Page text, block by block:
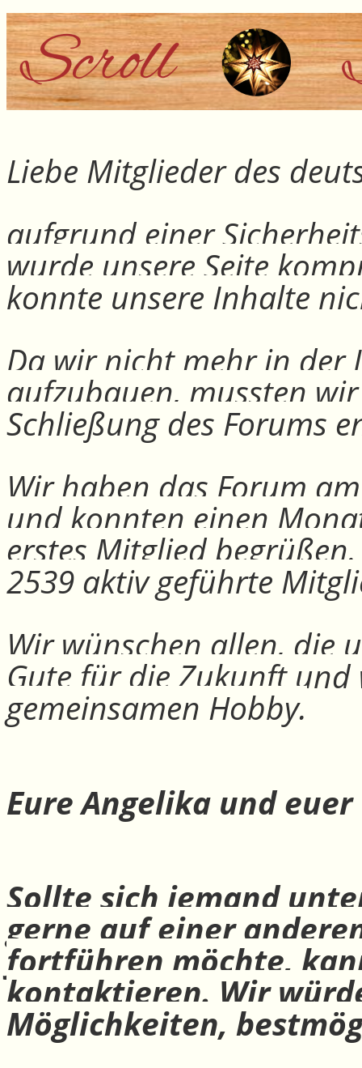
Liebe Mitglieder des
aufgrund einer
wurde unsere Seite
konnte unsere Inhalte
Da wir nicht mehr in der
aufzubauen, mussten
Schließung des Forums
Wir haben das Forum
und konnten einen
erstes Mitglied
2539 aktiv geführte
Wir wünschen allen, die
Gute für die Zukunft
gemeinsamen Hobby.
Eure Angelika und
Sollte sich jemand
gerne auf einer
fortführen möchte,
kontaktieren. Wir
Möglichkeiten,